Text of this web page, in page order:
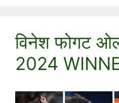
विनेश फोगट
2024